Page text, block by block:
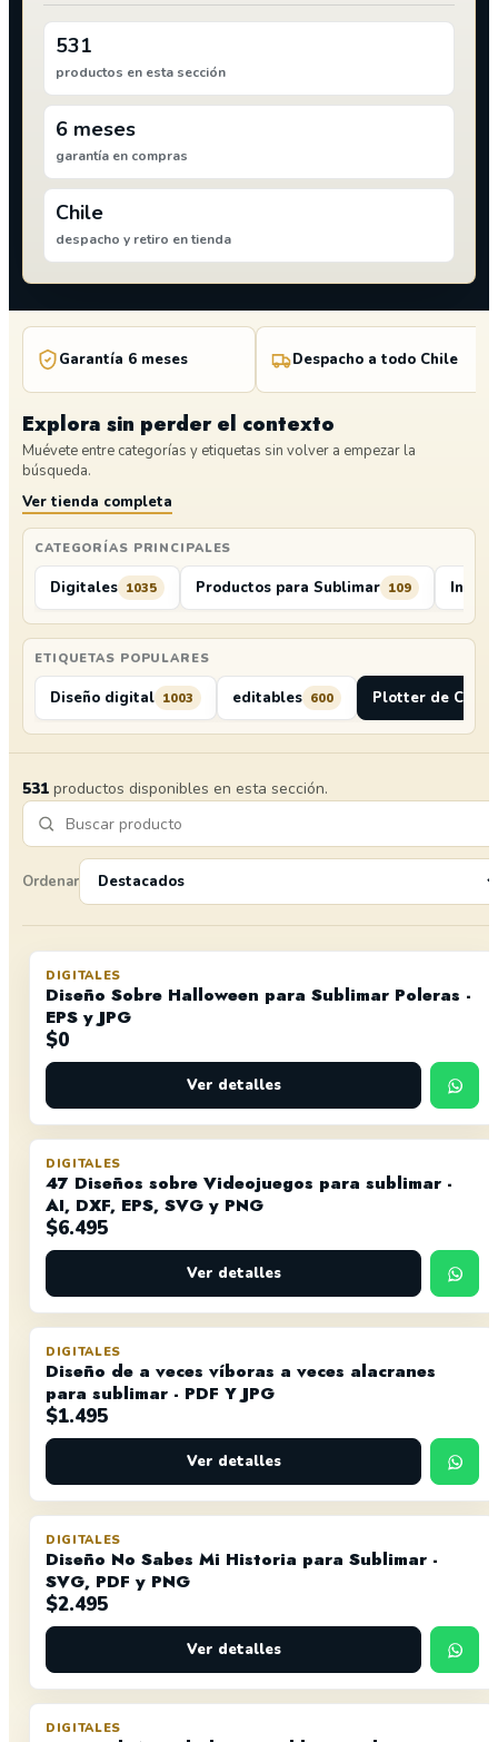
531
productos en esta sección
6 meses
garantía en compras
Chile
despacho y retiro en tienda
Garantía 6 meses Despacho a todo Chile
Explora sin perder el contexto
Muévete entre categorías y etiquetas sin volver a empezar la
búsqueda.
Ver tienda completa
CATEGORÍAS PRINCIPALES
Digitales 1035 Productos para Sublimar 109
ETIQUETAS POPULARES
Diseño digital 1003 editables 600 Plotter de Corte
531 productos disponibles en esta sección.
Ordenar
DIGITALES
Diseño Sobre Halloween para Sublimar Poleras -
EPS y JPG
$0
Ver detalles
DIGITALES
47 Diseños sobre Videojuegos para sublimar -
AI, DXF, EPS, SVG y PNG
$6.495
Ver detalles
DIGITALES
Diseño de a veces víboras a veces alacranes
para sublimar - PDF Y JPG
$1.495
Ver detalles
DIGITALES
Diseño No Sabes Mi Historia para Sublimar -
SVG, PDF y PNG
$2.495
Ver detalles
DIGITALES